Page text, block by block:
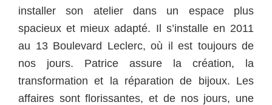
installer son atelier dans un espace plus
spacieux et mieux adapté. Il s’installe en 2011
au 13 Boulevard Leclerc, où il est toujours de
nos jours. Patrice assure la création, la
transformation et la réparation de bijoux. Les
affaires sont florissantes, et de nos jours, une